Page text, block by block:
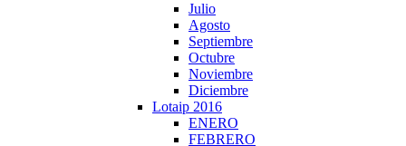
Julio
Agosto
Septiembre
Octubre
Noviembre
Diciembre
Lotaip 2016
ENERO
FEBRERO